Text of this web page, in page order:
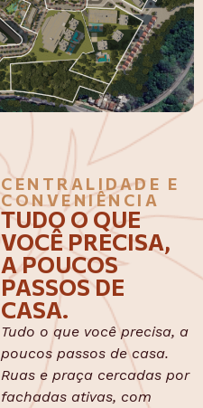
CENTRALIDADE E
CONVENIÊNCIA
TUDO O QUE
VOCÊ PRECISA,
A POUCOS
PASSOS DE
CASA.
Tudo o que você precisa, a
poucos passos de casa.
Ruas e praça cercadas por
fachadas ativas, com